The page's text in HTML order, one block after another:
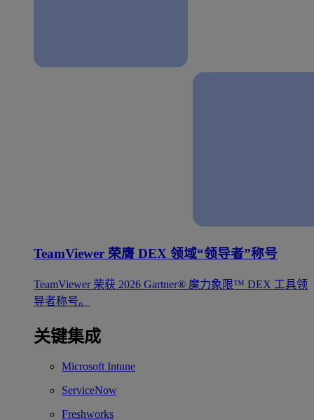
TeamViewer 荣膺 DEX 领域“领导者”称号
TeamViewer 荣获 2026 Gartner® 魔力象限™ DEX 工具领
导者称号。
关键集成
Microsoft Intune
ServiceNow
Freshworks